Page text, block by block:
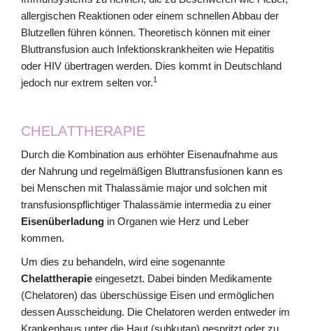
allergischen Reaktionen oder einem schnellen Abbau der
Blutzellen führen können. Theoretisch können mit einer
Bluttransfusion auch Infektionskrankheiten wie Hepatitis
oder HIV übertragen werden. Dies kommt in Deutschland
jedoch nur extrem selten vor.1
CHELATTHERAPIE
Durch die Kombination aus erhöhter Eisenaufnahme aus
der Nahrung und regelmäßigen Bluttransfusionen kann es
bei Menschen mit Thalassämie major und solchen mit
transfusionspflichtiger Thalassämie intermedia zu einer
Eisenüberladung in Organen wie Herz und Leber
kommen.
Um dies zu behandeln, wird eine sogenannte
Chelattherapie eingesetzt. Dabei binden Medikamente
(Chelatoren) das überschüssige Eisen und ermöglichen
dessen Ausscheidung. Die Chelatoren werden entweder im
Krankenhaus unter die Haut (subkutan) gespritzt oder zu